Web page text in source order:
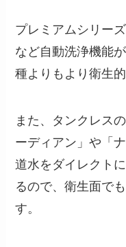
プレミアムシリー
など自動洗浄機能
種よりもより衛生
また、タンクレス
ーディアン」や「
道水をダイレクト
るので、衛生面で
す。